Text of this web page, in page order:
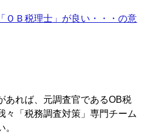
ＯＢ税理士」が良い・・・の意
あれば、元調査官であるOB税
々「税務調査対策」専門チーム